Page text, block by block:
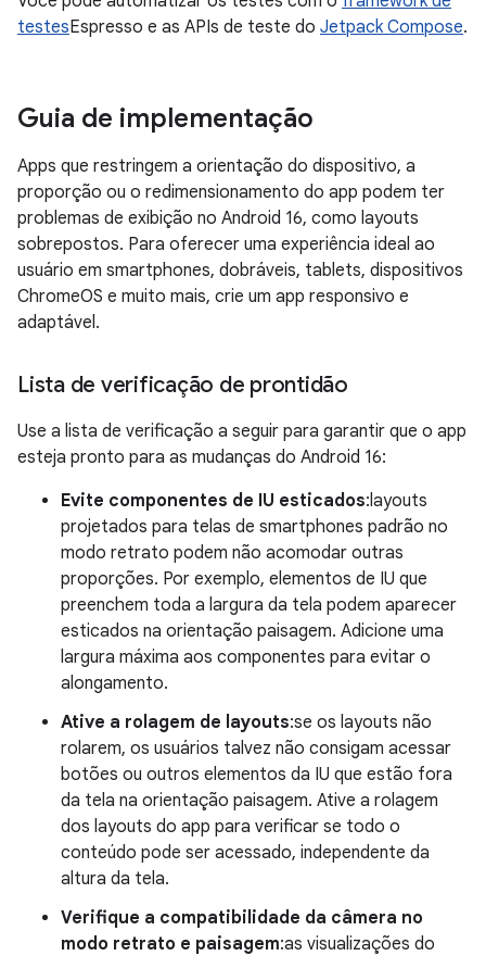
testesEspresso e as APIs de teste do Jetpack Compose.
Guia de implementação
Apps que restringem a orientação do dispositivo, a
proporção ou o redimensionamento do app podem ter
problemas de exibição no Android 16, como layouts
sobrepostos. Para oferecer uma experiência ideal ao
usuário em smartphones, dobráveis, tablets, dispositivos
ChromeOS e muito mais, crie um app responsivo e
adaptável.
Lista de verificação de prontidão
Use a lista de verificação a seguir para garantir que o app
esteja pronto para as mudanças do Android 16:
Evite componentes de IU esticados:layouts
projetados para telas de smartphones padrão no
modo retrato podem não acomodar outras
proporções. Por exemplo, elementos de IU que
preenchem toda a largura da tela podem aparecer
esticados na orientação paisagem. Adicione uma
largura máxima aos componentes para evitar o
alongamento.
Ative a rolagem de layouts:se os layouts não
rolarem, os usuários talvez não consigam acessar
botões ou outros elementos da IU que estão fora
da tela na orientação paisagem. Ative a rolagem
dos layouts do app para verificar se todo o
conteúdo pode ser acessado, independente da
altura da tela.
Verifique a compatibilidade da câmera no
modo retrato e paisagem:as visualizações do